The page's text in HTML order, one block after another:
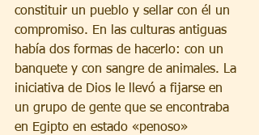
constituir un pueblo y sellar con él un
compromiso. En las culturas antiguas
había dos formas de hacerlo: con un
banquete y con sangre de animales. La
iniciativa de Dios le llevó a fijarse en
un grupo de gente que se encontraba
en Egipto en estado «penoso»